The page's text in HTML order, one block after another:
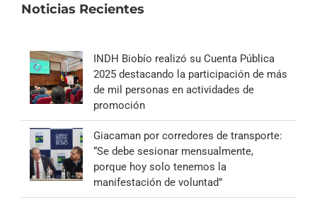
Noticias Recientes
INDH Biobío realizó su Cuenta Pública
2025 destacando la participación de más
de mil personas en actividades de
promoción
Giacaman por corredores de transporte:
“Se debe sesionar mensualmente,
porque hoy solo tenemos la
manifestación de voluntad”